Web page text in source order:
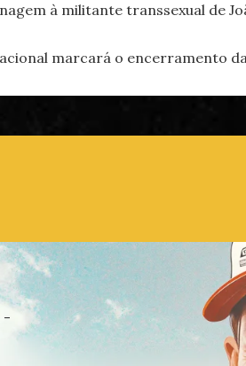
à militante transsexual de
marcará o encerramento
-